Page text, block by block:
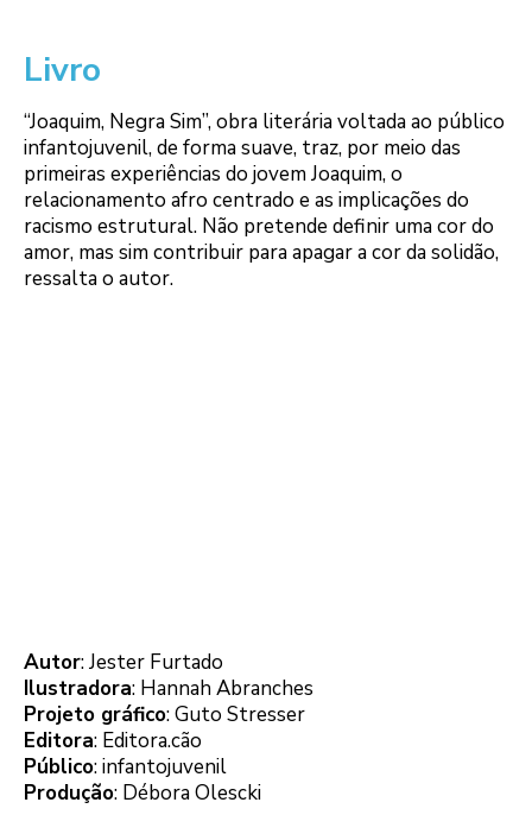
Livro
“Joaquim, Negra Sim”, obra literária voltada ao público
infantojuvenil, de forma suave, traz, por meio das
primeiras experiências do jovem Joaquim, o
relacionamento afro centrado e as implicações do
racismo estrutural. Não pretende definir uma cor do
amor, mas sim contribuir para apagar a cor da solidão,
ressalta o autor.
Autor: Jester Furtado
Ilustradora: Hannah Abranches
Projeto gráfico: Guto Stresser
Editora: Editora.cão
Público: infantojuvenil
Produção: Débora Olescki